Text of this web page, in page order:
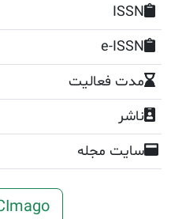
Q4 SCImago